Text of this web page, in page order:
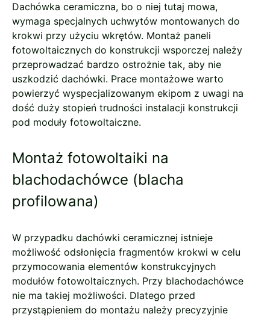
Dachówka ceramiczna, bo o niej tutaj mowa,
wymaga specjalnych uchwytów montowanych do
krokwi przy użyciu wkrętów. Montaż paneli
fotowoltaicznych do konstrukcji wsporczej należy
przeprowadzać bardzo ostrożnie tak, aby nie
uszkodzić dachówki. Prace montażowe warto
powierzyć wyspecjalizowanym ekipom z uwagi na
dość duży stopień trudności instalacji konstrukcji
pod moduły fotowoltaiczne.
Montaż fotowoltaiki na
blachodachówce (blacha
profilowana)
W przypadku dachówki ceramicznej istnieje
możliwość odsłonięcia fragmentów krokwi w celu
przymocowania elementów konstrukcyjnych
modułów fotowoltaicznych. Przy blachodachówce
nie ma takiej możliwości. Dlatego przed
przystąpieniem do montażu należy precyzyjnie